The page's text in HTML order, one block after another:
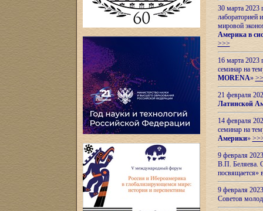
30 марта 2023
лабораторией
мировой
Америка в
>>>
16 марта 2023
семинар на
MORENA»
21 февраля
Латинской
14 февраля
семинар на
Америки»
9 февраля
В.П. Беляева.
посвящается»
9 февраля
Советов